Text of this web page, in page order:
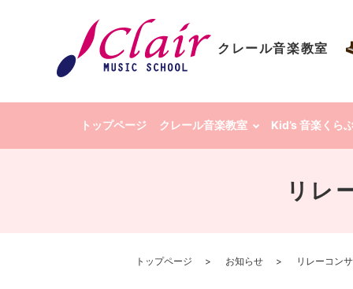
クレール音楽教室
トップページ クレール音楽教室 Kid’s 音楽くら
リレ
トップページ お知らせ リレーコン